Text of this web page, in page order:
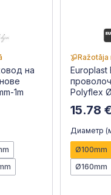
на
1m
Ražotāja
Polyflex
15.78 €
Диаметр
Ø100mm
Ø160mm